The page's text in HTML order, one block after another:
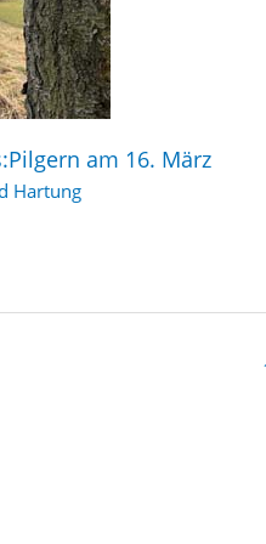
am 16. März
Hartung